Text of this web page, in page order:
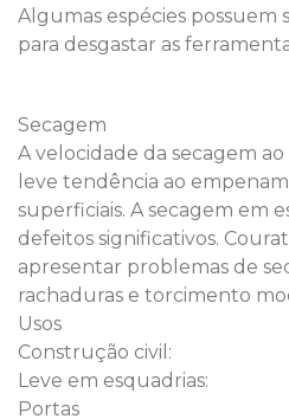
Algumas espécies possuem
para desgastar as
Secagem
A velocidade da secagem
leve tendência ao
superficiais. A secagem em
defeitos significativos.
apresentar problemas de
rachaduras e torcimento
Usos
Construção civil:
Leve em esquadrias:
Portas